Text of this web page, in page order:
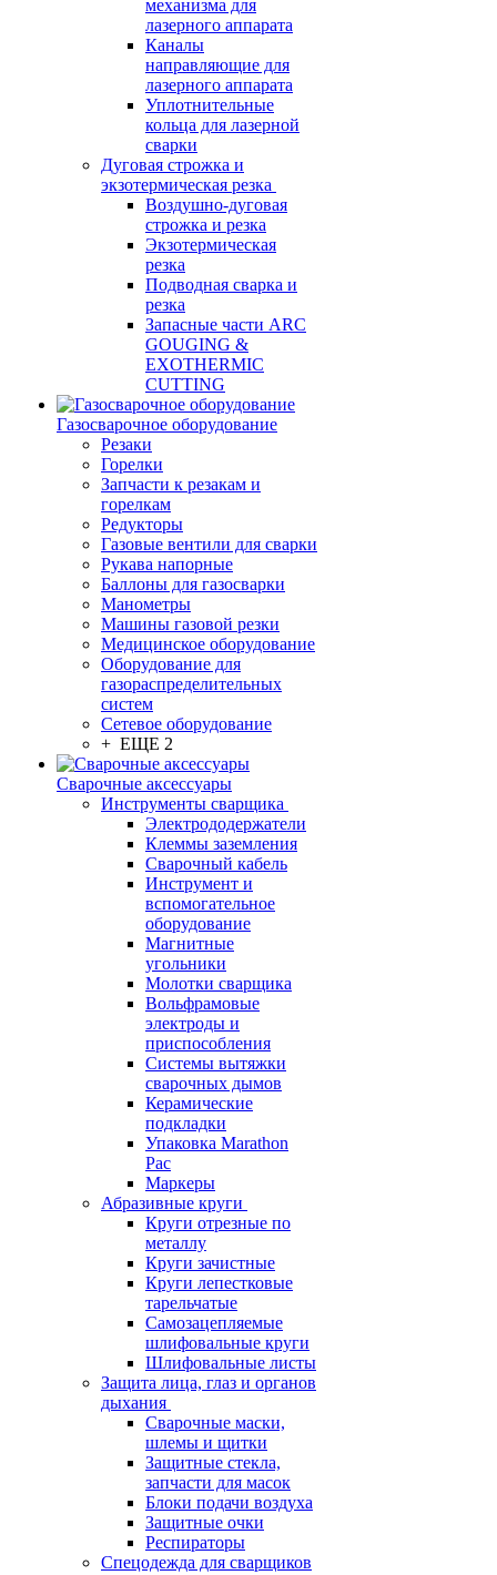
механизма для
лазерного аппарата
Каналы
направляющие для
лазерного аппарата
Уплотнительные
кольца для лазерной
сварки
Дуговая строжка и
экзотермическая резка
Воздушно-дуговая
строжка и резка
Экзотермическая
резка
Подводная сварка и
резка
Запасные части ARC
GOUGING &
EXOTHERMIC
CUTTING
Газосварочное оборудование
Резаки
Горелки
Запчасти к резакам и
горелкам
Редукторы
Газовые вентили для сварки
Рукава напорные
Баллоны для газосварки
Манометры
Машины газовой резки
Медицинское оборудование
Оборудование для
газораспределительных
систем
Сетевое оборудование
+ ЕЩЕ 2
Сварочные аксессуары
Инструменты сварщика
Электрододержатели
Клеммы заземления
Сварочный кабель
Инструмент и
вспомогательное
оборудование
Магнитные
угольники
Молотки сварщика
Вольфрамовые
электроды и
приспособления
Системы вытяжки
сварочных дымов
Керамические
подкладки
Упаковка Marathon
Pac
Маркеры
Абразивные круги
Круги отрезные по
металлу
Круги зачистные
Круги лепестковые
тарельчатые
Самозацепляемые
шлифовальные круги
Шлифовальные листы
Защита лица, глаз и органов
дыхания
Сварочные маски,
шлемы и щитки
Защитные стекла,
запчасти для масок
Блоки подачи воздуха
Защитные очки
Респираторы
Спецодежда для сварщиков